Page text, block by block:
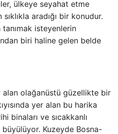
ülkeye seyahat etme
aradığı bir konudur.
isteyenlerin
biri haline gelen belde
alan olağanüstü güzellikte bir
yer alan bu harika
binaları ve sıcakkanlı
Kuzeyde Bosna-